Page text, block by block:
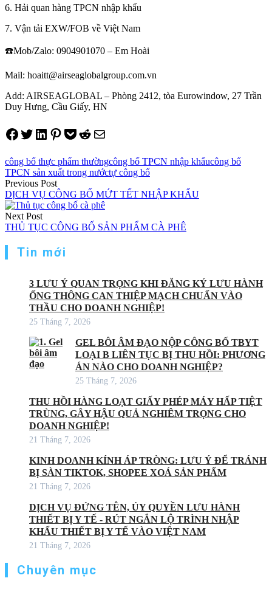
6. Hải quan hàng TPCN nhập khẩu
7. Vận tải EXW/FOB về Việt Nam
☎️Mob/Zalo: 0904901070 – Em Hoài
Mail: hoaitt@airseaglobalgroup.com.vn
Add: AIRSEAGLOBAL – Phòng 2412, tòa Eurowindow, 27 Trần
Duy Hưng, Cầu Giấy, HN
Share on Facebook
Tweet on Twitter
Share on LinkedIn
Pin on Pinterest
Save to pocket
Share on Reddit
Share via Email
công bố thực phẩm thườngcông bố TPCN nhập khẩucông bố
TPCN sản xuất trong nướctự công bố
Điều
hướng
bài
viết
Previous Post
DỊCH VỤ CÔNG BỐ MỨT TẾT NHẬP KHẨU
Next Post
THỦ TỤC CÔNG BỐ SẢN PHẨM CÀ PHÊ
Tin mới
3 LƯU Ý QUAN TRỌNG KHI ĐĂNG KÝ LƯU HÀNH
ỐNG THÔNG CAN THIỆP MẠCH CHUẨN VÀO
THẦU CHO DOANH NGHIỆP!
25 Tháng 7, 2026
GEL BÔI ÂM ĐẠO NỘP CÔNG BỐ TBYT
LOẠI B LIÊN TỤC BỊ THU HỒI: PHƯƠNG
ÁN NÀO CHO DOANH NGHIỆP?
25 Tháng 7, 2026
THU HỒI HÀNG LOẠT GIẤY PHÉP MÁY HẤP TIỆT
TRÙNG, GÂY HẬU QUẢ NGHIÊM TRỌNG CHO
DOANH NGHIỆP!
21 Tháng 7, 2026
KINH DOANH KÍNH ÁP TRÒNG: LƯU Ý ĐỂ TRÁNH
BỊ SÀN TIKTOK, SHOPEE XOÁ SẢN PHẨM
21 Tháng 7, 2026
DỊCH VỤ ĐỨNG TÊN, ỦY QUYỀN LƯU HÀNH
THIẾT BỊ Y TẾ - RÚT NGẮN LỘ TRÌNH NHẬP
KHẨU THIẾT BỊ Y TẾ VÀO VIỆT NAM
21 Tháng 7, 2026
Chuyên mục